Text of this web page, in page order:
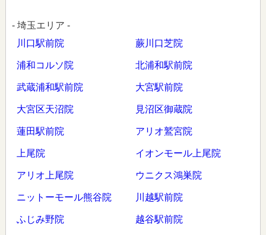
- 埼玉エリア -
川口駅前院
蕨川口芝院
浦和コルソ院 北浦和駅前院
武蔵浦和駅前院 大宮駅前院
大宮区天沼院 見沼区御蔵院
蓮田駅前院 アリオ鷲宮院
上尾院 イオンモール上尾院
アリオ上尾院 ウニクス鴻巣院
ニットーモール熊谷院 川越駅前院
ふじみ野院 越谷駅前院